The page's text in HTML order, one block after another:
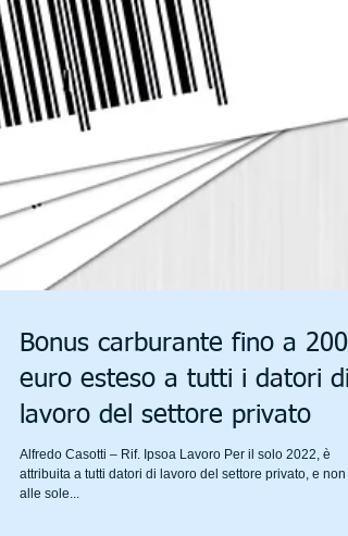
Bonus carburante fino a 200
euro esteso a tutti i datori di
lavoro del settore privato
Alfredo Casotti – Rif. Ipsoa Lavoro Per il solo 2022, è